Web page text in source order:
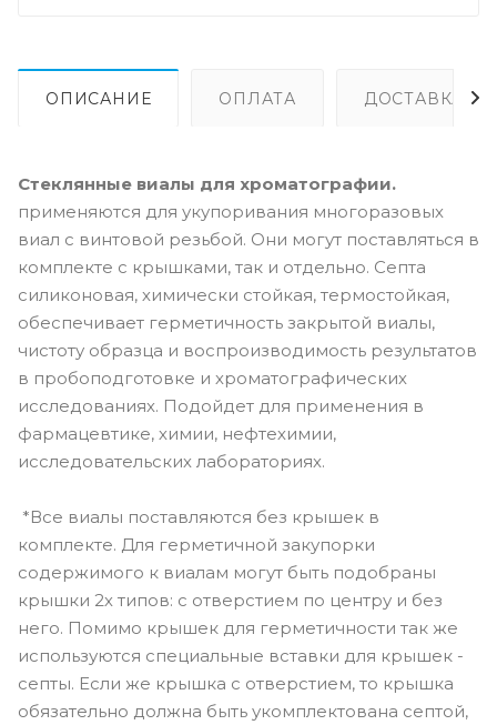
ОПИСАНИЕ ОПЛАТА ДОСТАВКА
Стеклянные виалы для хроматографии.
применяются для укупоривания многоразовых
виал с винтовой резьбой. Они могут поставляться в
комплекте с крышками, так и отдельно. Септа
силиконовая, химически стойкая, термостойкая,
обеспечивает герметичность закрытой виалы,
чистоту образца и воспроизводимость результатов
в пробоподготовке и хроматографических
исследованиях. Подойдет для применения в
фармацевтике, химии, нефтехимии,
исследовательских лабораториях.
*Все виалы поставляются без крышек в
комплекте. Для герметичной закупорки
содержимого к виалам могут быть подобраны
крышки 2х типов: с отверстием по центру и без
него. Помимо крышек для герметичности так же
используются специальные вставки для крышек -
септы. Если же крышка с отверстием, то крышка
обязательно должна быть укомплектована септой,